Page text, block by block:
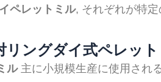
ペレットミル, それぞれが特
リングダイ式ペレッ
ル主に小規模生産に使用され